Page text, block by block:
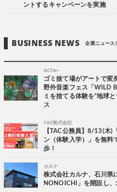
ントするキャンペーンを実施
BUSINESS NEWS 企業ニュース
ACTA+
ゴミ捨て場がアートで変
野外音楽フェス「WILD
ミを捨てる体験を“地球
ス
TAC株式会社
【TAC公務員】8/13(木)
ン（体験入学）」を無料
歩！
カルナ
株式会社カルナ、石川県
NONOICHI」を開設し